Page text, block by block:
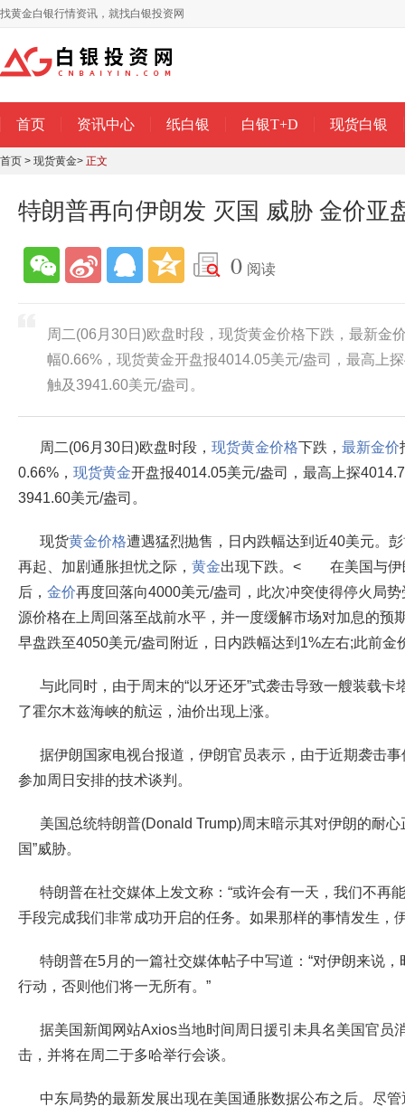
找黄金白银行情资讯，就找白银投资网
首页 资讯中心 纸白银 白银T+D 现货白银
首页 > 现货黄金> 正文
特朗普再向伊朗发 灭国 威胁 金价亚
0 阅读
周二(06月30日)欧盘时段，现货黄金价格下跌，最新金
幅0.66%，现货黄金开盘报4014.05美元/盎司，最高上
触及3941.60美元/盎司。
周二(06月30日)欧盘时段， 现货黄金价格下跌， 最新金价
0.66%， 现货黄金开盘报4014.05美元/盎司，最高上探
3941.60美元/盎司。
现货黄金价格遭遇猛烈抛售，日内跌幅达到近40美元。
再起、加剧通胀担忧之际， 黄金出现下跌。< 在美国与伊
后， 金价再度回落向4000美元/盎司，此次冲突使得停火局
源价格在上周回落至战前水平，并一度缓解市场对加息的
早盘跌至4050美元/盎司附近，日内跌幅达到1%左右;此前金
与此同时，由于周末的“以牙还牙”式袭击导致一艘装载
了霍尔木兹海峡的航运，油价出现上涨。
据伊朗国家电视台报道，伊朗官员表示，由于近期袭击
参加周日安排的技术谈判。
美国总统特朗普(Donald Trump)周末暗示其对伊朗的耐
国”威胁。
特朗普在社交媒体上发文称：“或许会有一天，我们不再
手段完成我们非常成功开启的任务。如果那样的事情发生，
特朗普在5月的一篇社交媒体帖子中写道：“对伊朗来说
行动，否则他们将一无所有。”
据美国新闻网站Axios当地时间周日援引未具名美国官员
击，并将在周二于多哈举行会谈。
中东局势的最新发展出现在美国通胀数据公布之后。尽